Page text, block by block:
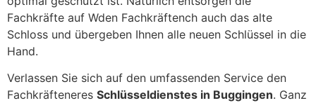
Fachkräfte auf Wden Fachkräftench auch das alte
Schloss und übergeben Ihnen alle neuen Schlüssel in die
Hand.
Verlassen Sie sich auf den umfassenden Service den
Fachkräfteneres Schlüsseldienstes in Buggingen. Ganz